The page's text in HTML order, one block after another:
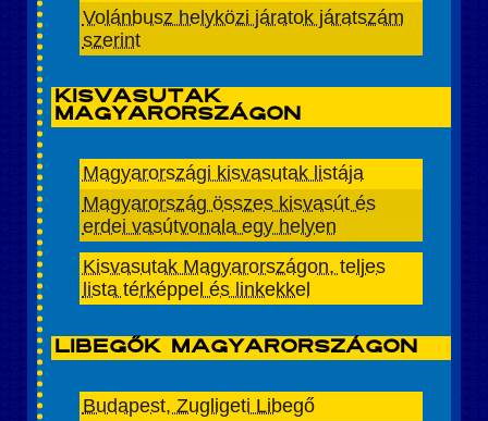
Volánbusz helyközi járatok járatszám
szerint
Kisvasutak
Magyarországon
Magyarországi kisvasutak listája
Magyarország összes kisvasút és
erdei vasútvonala egy helyen
Kisvasutak Magyarországon, teljes
lista térképpel és linkekkel
Libegők Magyarországon
Budapest, Zugligeti Libegő